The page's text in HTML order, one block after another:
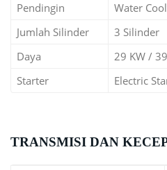
Pendingin
Water
Jumlah Silinder
3 Silinder
Daya
29 KW /
Starter
Electric
TRANSMISI DAN